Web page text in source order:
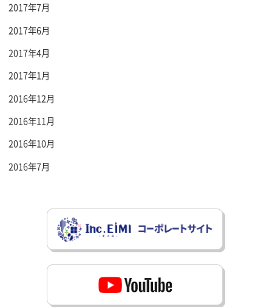
2017年7月
2017年6月
2017年4月
2017年1月
2016年12月
2016年11月
2016年10月
2016年7月